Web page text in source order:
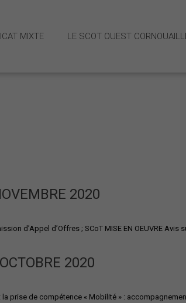
MIXTE LE SCOT OUEST
missions
2020
d’Appel d’Offres ; SCoT MISE EN OEUVRE Avis
2020
prise de compétence « Mobilité » : accompagnement